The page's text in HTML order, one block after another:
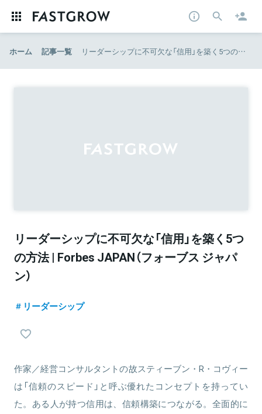
ホーム 記事一覧 リーダーシップに不可欠な「信用」を築く5つの方法 | Forbes JAPAN（フォーブス ジャパン）
リーダーシップに不可欠な「信用」を築く5つ
の方法 | Forbes JAPAN（フォーブス ジャパ
ン）
リーダーシップ
作家／経営コンサルタントの故スティーブン・R・コヴィー
は「信頼のスピード」と呼ぶ優れたコンセプトを持ってい
た。ある人が持つ信用は、信頼構築につながる。全面的に